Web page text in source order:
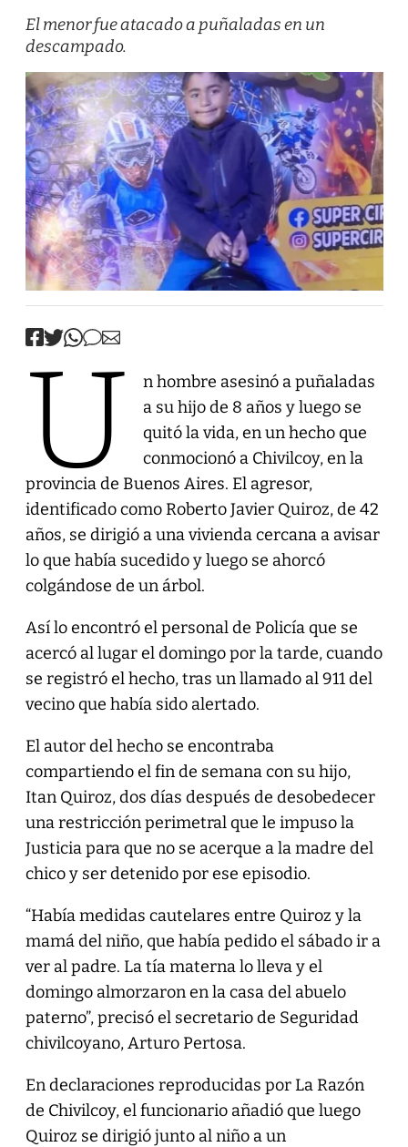
El menor fue atacado a puñaladas en un
descampado.
U
n hombre asesinó a puñaladas
a su hijo de 8 años y luego se
quitó la vida, en un hecho que
conmocionó a Chivilcoy, en la
provincia de Buenos Aires. El agresor,
identificado como Roberto Javier Quiroz, de 42
años, se dirigió a una vivienda cercana a avisar
lo que había sucedido y luego se ahorcó
colgándose de un árbol.
Así lo encontró el personal de Policía que se
acercó al lugar el domingo por la tarde, cuando
se registró el hecho, tras un llamado al 911 del
vecino que había sido alertado.
El autor del hecho se encontraba
compartiendo el fin de semana con su hijo,
Itan Quiroz, dos días después de desobedecer
una restricción perimetral que le impuso la
Justicia para que no se acerque a la madre del
chico y ser detenido por ese episodio.
“Había medidas cautelares entre Quiroz y la
mamá del niño, que había pedido el sábado ir a
ver al padre. La tía materna lo lleva y el
domingo almorzaron en la casa del abuelo
paterno”, precisó el secretario de Seguridad
chivilcoyano, Arturo Pertosa.
En declaraciones reproducidas por La Razón
de Chivilcoy, el funcionario añadió que luego
Quiroz se dirigió junto al niño a un